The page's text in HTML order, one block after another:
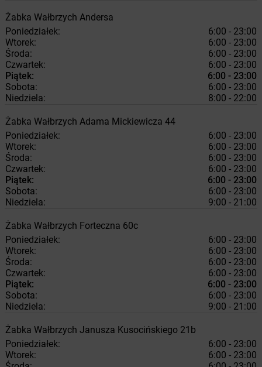
Żabka Wałbrzych Andersa
Poniedziałek:
6:00 - 23:00
Wtorek:
6:00 - 23:00
Środa:
6:00 - 23:00
Czwartek:
6:00 - 23:00
Piątek:
6:00 - 23:00
Sobota:
6:00 - 23:00
Niedziela:
8:00 - 22:00
Żabka Wałbrzych Adama Mickiewicza 44
Poniedziałek:
6:00 - 23:00
Wtorek:
6:00 - 23:00
Środa:
6:00 - 23:00
Czwartek:
6:00 - 23:00
Piątek:
6:00 - 23:00
Sobota:
6:00 - 23:00
Niedziela:
9:00 - 21:00
Żabka Wałbrzych Forteczna 60c
Poniedziałek:
6:00 - 23:00
Wtorek:
6:00 - 23:00
Środa:
6:00 - 23:00
Czwartek:
6:00 - 23:00
Piątek:
6:00 - 23:00
Sobota:
6:00 - 23:00
Niedziela:
9:00 - 21:00
Żabka Wałbrzych Janusza Kusocińskiego 21b
Poniedziałek:
6:00 - 23:00
Wtorek:
6:00 - 23:00